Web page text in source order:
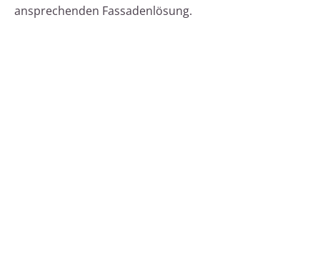
ansprechenden Fassadenlösung.